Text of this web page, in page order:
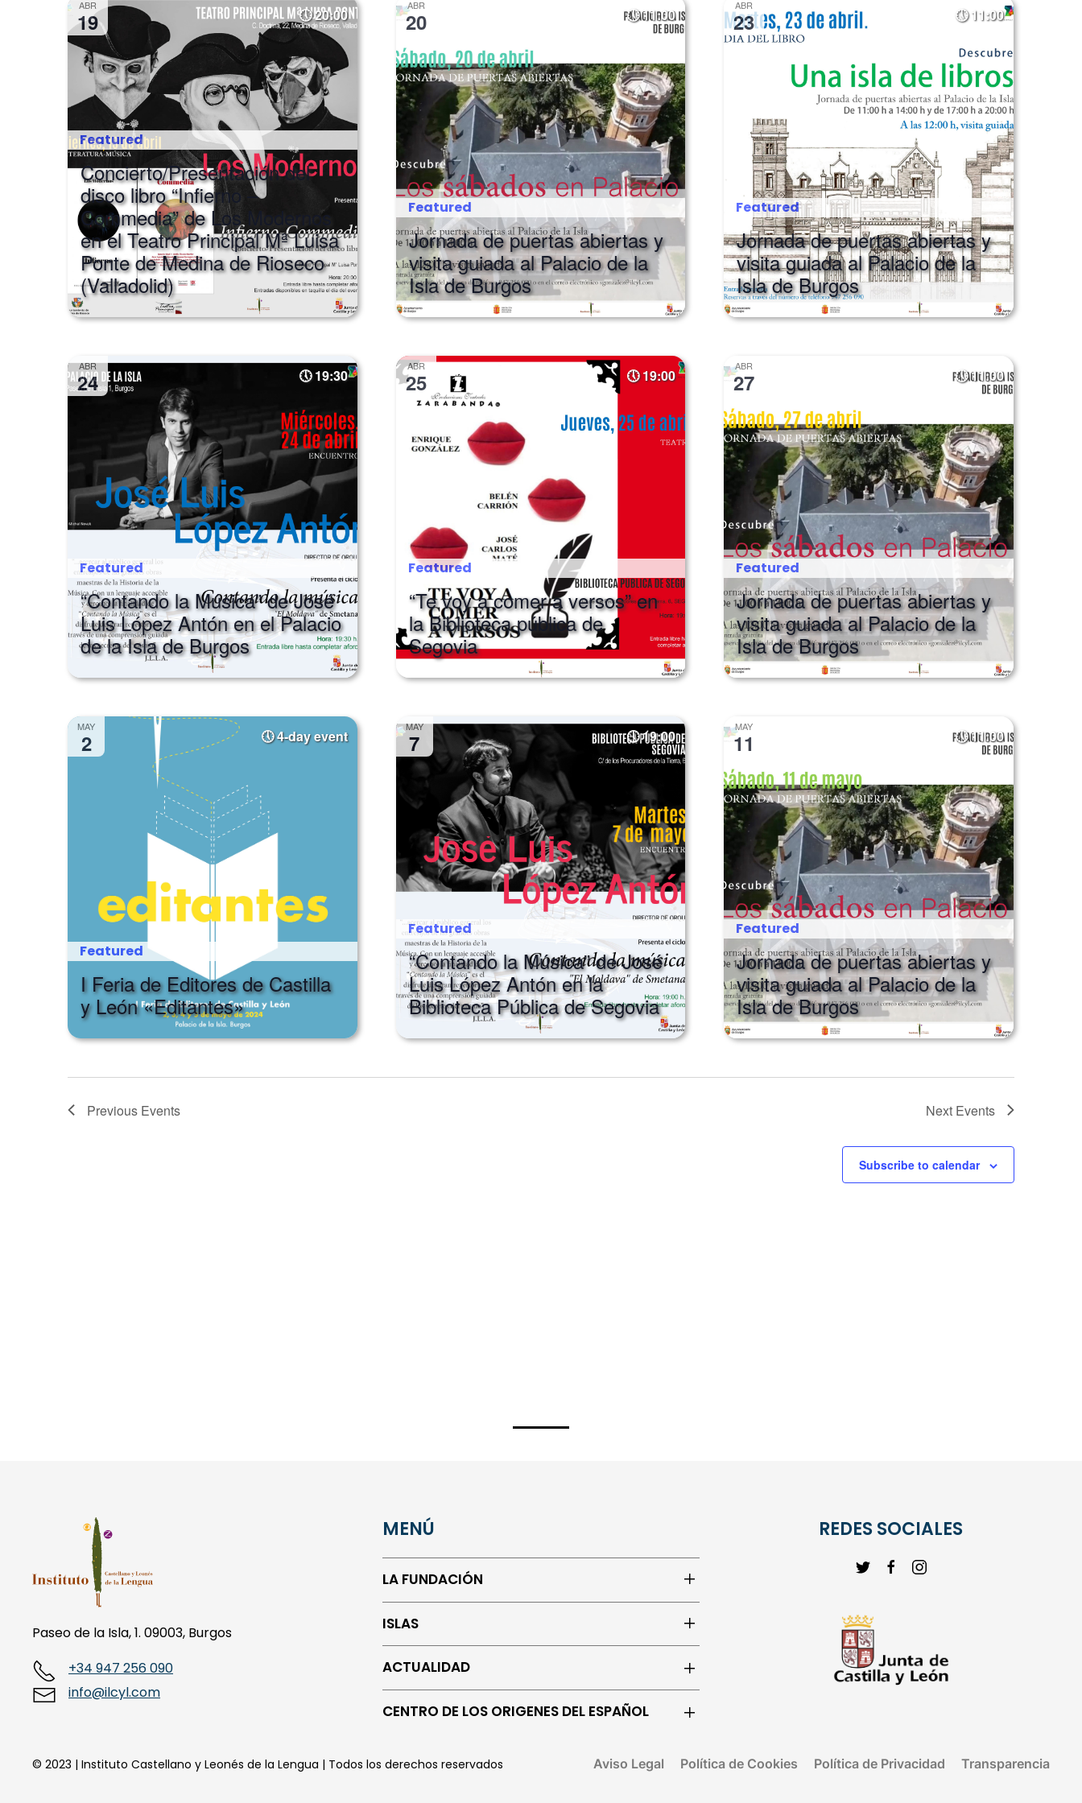
ABR
19 20:00
Featured
Concierto/Presentación del
disco libro “Infierno –
Commedia” de Los Modernos
en el Teatro Principal Mª Luisa
Ponte de Medina de Rioseco
(Valladolid)
ABR
20 11:00
Featured
Jornada de puertas abiertas y
visita guiada al Palacio de la
Isla de Burgos
ABR
23 11:00
Featured
Jornada de puertas abiertas y
visita guiada al Palacio de la
Isla de Burgos
ABR
24 19:30
Featured
“Contando la Música” de José
Luis López Antón en el Palacio
de la Isla de Burgos
ABR
25 19:00
Featured
“Te voy a comer a versos” en
la Biblioteca pública de
Segovia
ABR
27 11:00
Featured
Jornada de puertas abiertas y
visita guiada al Palacio de la
Isla de Burgos
MAY
2 4-day event
Featured
I Feria de Editores de Castilla
y León «Editantes»
MAY
7 19:00
Featured
“Contando la Música” de José
Luis López Antón en la
Biblioteca Pública de Segovia
MAY
11 11:00
Featured
Jornada de puertas abiertas y
visita guiada al Palacio de la
Isla de Burgos
Previous Events Next Events
Subscribe to calendar
Paseo de la Isla, 1. 09003, Burgos
+34 947 256 090
info@ilcyl.com
MENÚ
LA FUNDACIÓN
ISLAS
ACTUALIDAD
CENTRO DE LOS ORIGENES DEL ESPAÑOL
REDES SOCIALES
© 2023 | Instituto Castellano y Leonés de la Lengua | Todos los derechos reservados Aviso Legal Política de Cookies Política de Privacidad Transparencia